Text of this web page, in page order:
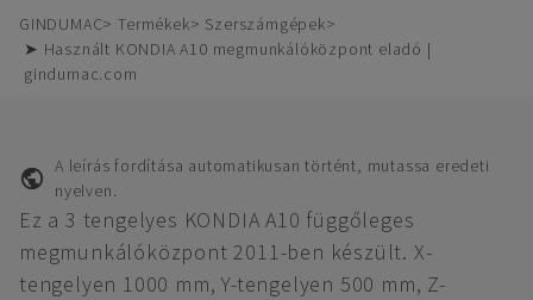
GINDUMAC Termékek
Szerszámgépek
➤ Használt KONDIA A10 megmunkálóközpont eladó |
gindumac.com
A leírás fordítása automatikusan történt, mutassa eredeti
nyelven.
Ez a 3 tengelyes KONDIA A10 függőleges
megmunkálóközpont 2011-ben készült. X-
tengelyen 1000 mm, Y-tengelyen 500 mm, Z-